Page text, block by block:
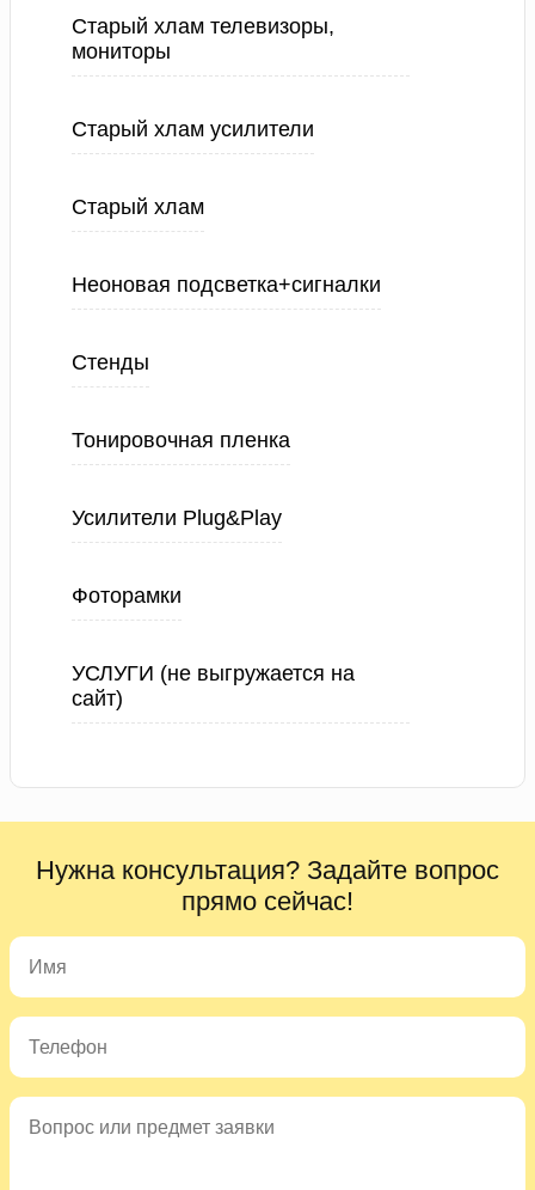
Старый хлам телевизоры,
мониторы
Старый хлам усилители
Старый хлам
Неоновая подсветка+сигналки
Стенды
Тонировочная пленка
Усилители Plug&Play
Фоторамки
УСЛУГИ (не выгружается на
сайт)
Нужна консультация? Задайте вопрос
прямо сейчас!